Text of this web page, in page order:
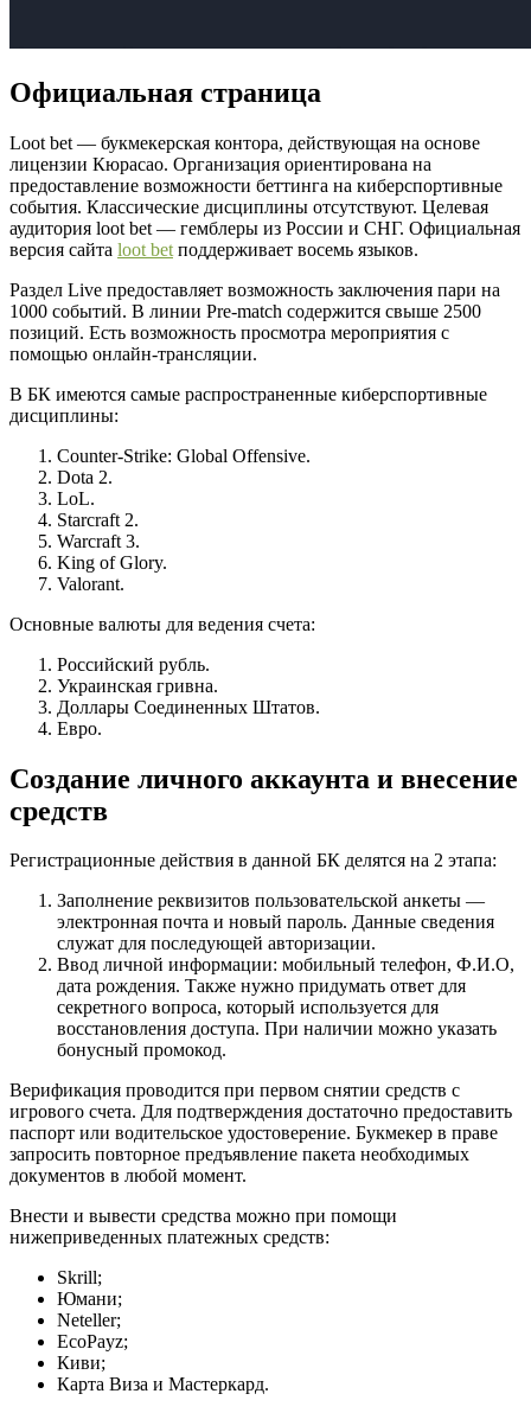
Официальная страница
Loot bet — букмекерская контора, действующая на основе
лицензии Кюрасао. Организация ориентирована на
предоставление возможности беттинга на киберспортивные
события. Классические дисциплины отсутствуют. Целевая
аудитория loot bet — гемблеры из России и СНГ. Официальная
версия сайта loot bet поддерживает восемь языков.
Раздел Live предоставляет возможность заключения пари на
1000 событий. В линии Pre-match содержится свыше 2500
позиций. Есть возможность просмотра мероприятия с
помощью онлайн-трансляции.
В БК имеются самые распространенные киберспортивные
дисциплины:
Counter-Strike: Global Offensive.
Dota 2.
LoL.
Starcraft 2.
Warcraft 3.
King of Glory.
Valorant.
Основные валюты для ведения счета:
Российский рубль.
Украинская гривна.
Доллары Соединенных Штатов.
Евро.
Создание личного аккаунта и внесение
средств
Регистрационные действия в данной БК делятся на 2 этапа:
Заполнение реквизитов пользовательской анкеты —
электронная почта и новый пароль. Данные сведения
служат для последующей авторизации.
Ввод личной информации: мобильный телефон, Ф.И.О,
дата рождения. Также нужно придумать ответ для
секретного вопроса, который используется для
восстановления доступа. При наличии можно указать
бонусный промокод.
Верификация проводится при первом снятии средств с
игрового счета. Для подтверждения достаточно предоставить
паспорт или водительское удостоверение. Букмекер в праве
запросить повторное предъявление пакета необходимых
документов в любой момент.
Внести и вывести средства можно при помощи
нижеприведенных платежных средств:
Skrill;
Юмани;
Neteller;
EcoPayz;
Киви;
Карта Виза и Мастеркард.